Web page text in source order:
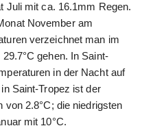
Juli mit ca. 16.1mm Regen.
November am
verzeichnet man im
gehen. In Saint-
in der Nacht auf
Saint-Tropez ist der
von 2.8°C; die niedrigsten
mit 10°C.